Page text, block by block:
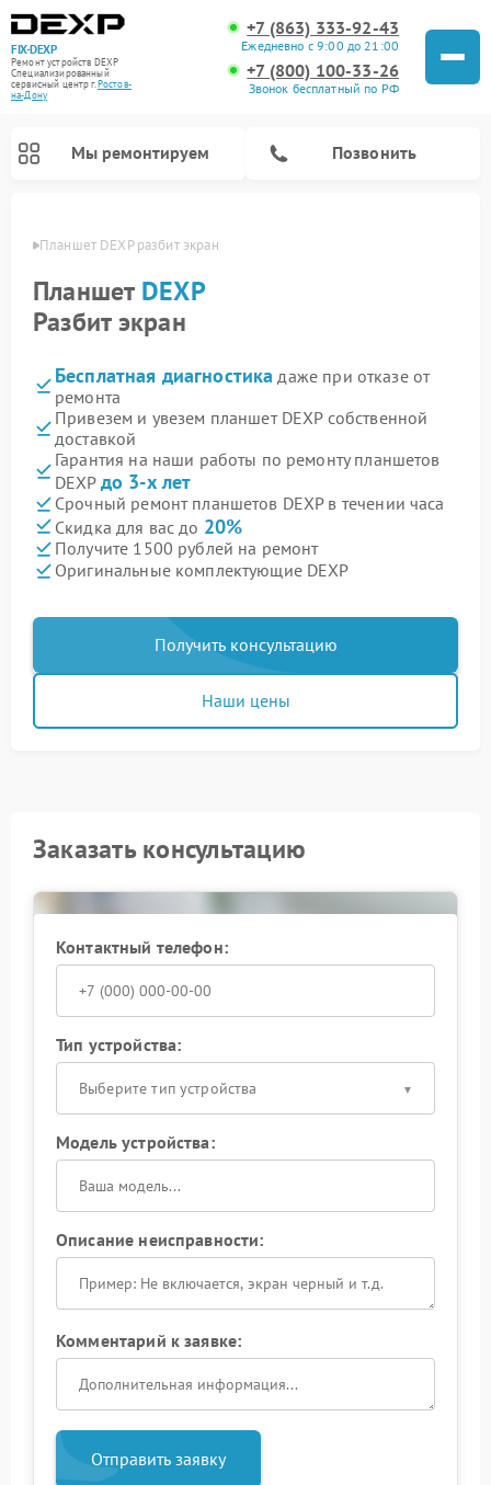
FIX-DEXP
Ремонт устройств DEXP
Специализированный
cервисный центр г.Ростов-
на-Дону
+7 (863) 333-92-43
Ежедневно с 9:00 до 21:00
+7 (800) 100-33-26
Звонок бесплатный по РФ
Мы ремонтируем Позвонить
Планшет DEXP разбит экран
Планшет DEXP
Разбит экран
Бесплатная диагностика даже при отказе от
ремонта
Привезем и увезем планшет DEXP собственной
доставкой
Гарантия на наши работы по ремонту планшетов
DEXP до 3-х лет
Срочный ремонт планшетов DEXP в течении часа
Скидка для вас до 20%
Получите 1500 рублей на ремонт
Оригинальные комплектующие DEXP
Получить консультацию
Наши цены
Заказать консультацию
Контактный телефон:
Тип устройства:
Выберите тип устройства
Модель устройства:
Описание неисправности:
Комментарий к заявке:
Отправить заявку